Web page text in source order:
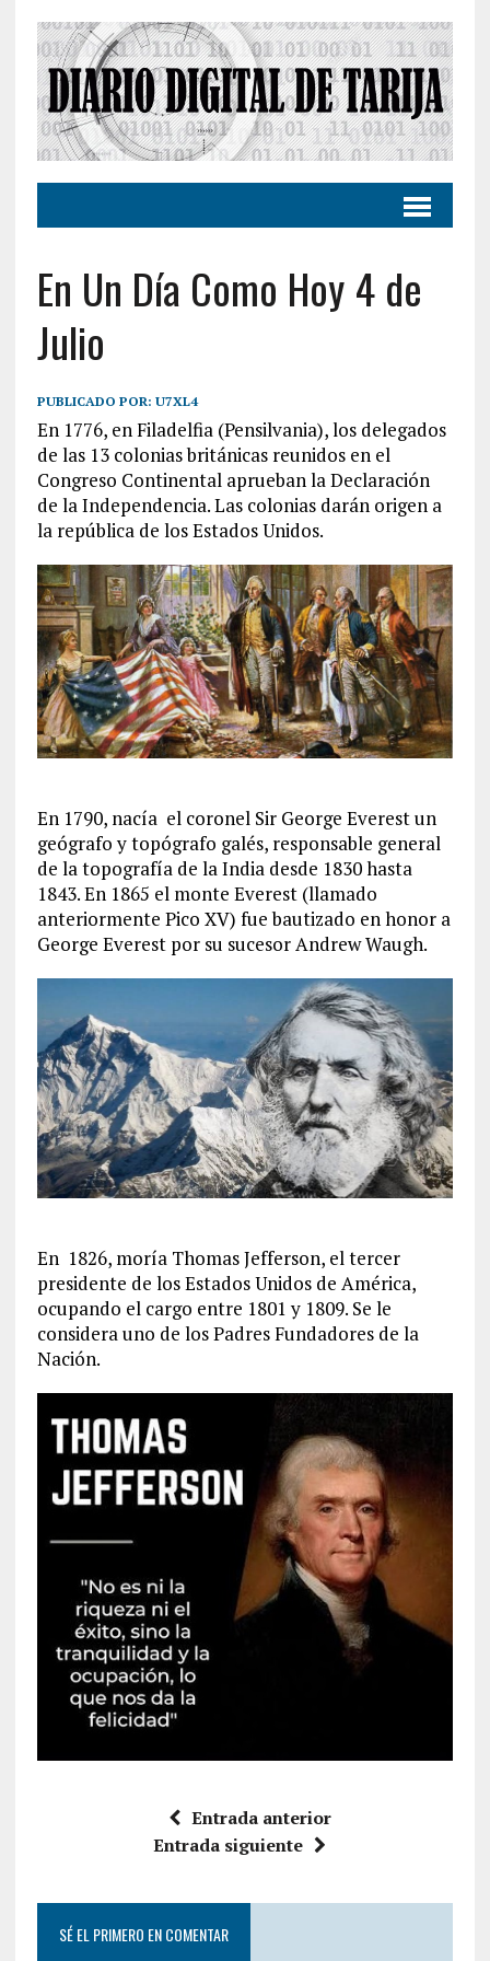
En Un Día Como Hoy 4 de
Julio
PUBLICADO POR: U7XL4
En 1776, en Filadelfia (Pensilvania), los delegados
de las 13 colonias británicas reunidos en el
Congreso Continental aprueban la Declaración
de la Independencia. Las colonias darán origen a
la república de los Estados Unidos.
En 1790, nacía el coronel Sir George Everest un
geógrafo y topógrafo galés, responsable general
de la topografía de la India desde 1830 hasta
1843. En 1865 el monte Everest (llamado
anteriormente Pico XV) fue bautizado en honor a
George Everest por su sucesor Andrew Waugh.
En 1826, moría Thomas Jefferson, el tercer
presidente de los Estados Unidos de América,
ocupando el cargo entre 1801 y 1809. Se le
considera uno de los Padres Fundadores de la
Nación.
Entrada anterior
Entrada siguiente
SÉ EL PRIMERO EN COMENTAR